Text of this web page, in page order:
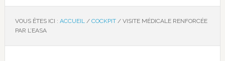
VOUS ÊTES ICI : ACCUEIL / COCKPIT /VISITE MÉDICALE RENFORCÉE
PAR L’EASA